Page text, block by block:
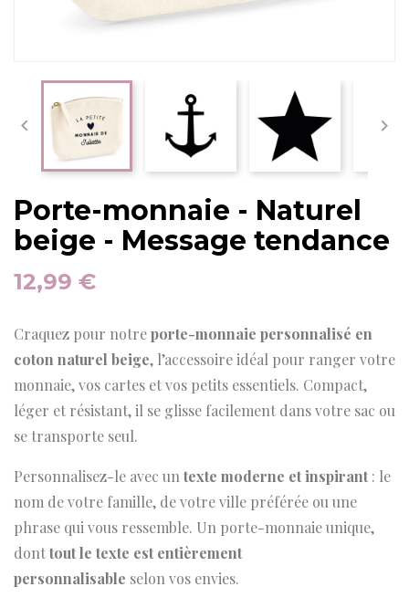
 
Porte-monnaie - Naturel
beige - Message tendance
12,99 €
Craquez pour notreporte-monnaie personnalisé en
coton naturel beige, l’accessoire idéal pour ranger votre
monnaie, vos cartes et vos petits essentiels. Compact,
léger et résistant, il se glisse facilement dans votre sac ou
se transporte seul.
Personnalisez-le avec un texte moderne et inspirant: le
nom de votre famille, de votre ville préférée ou une
phrase qui vous ressemble. Un porte-monnaie unique,
donttout le texte est entièrement
personnalisable selon vos envies.